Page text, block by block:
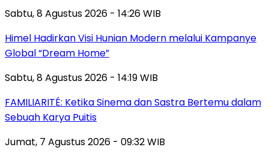
Sabtu, 8 Agustus 2026 - 14:26 WIB
Himel Hadirkan Visi Hunian Modern melalui Kampanye
Global “Dream Home”
Sabtu, 8 Agustus 2026 - 14:19 WIB
FAMILIARITÉ: Ketika Sinema dan Sastra Bertemu dalam
Sebuah Karya Puitis
Jumat, 7 Agustus 2026 - 09:32 WIB